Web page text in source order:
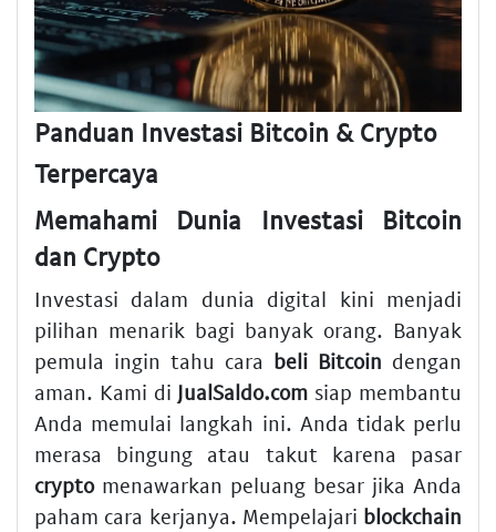
Panduan Investasi Bitcoin & Crypto
Terpercaya
Memahami Dunia Investasi Bitcoin
dan Crypto
Investasi dalam dunia digital kini menjadi
pilihan menarik bagi banyak orang. Banyak
pemula ingin tahu cara beli Bitcoin dengan
aman. Kami di JualSaldo.com siap membantu
Anda memulai langkah ini. Anda tidak perlu
merasa bingung atau takut karena pasar
cryptomenawarkan peluang besar jika Anda
paham cara kerjanya. Mempelajari blockchain